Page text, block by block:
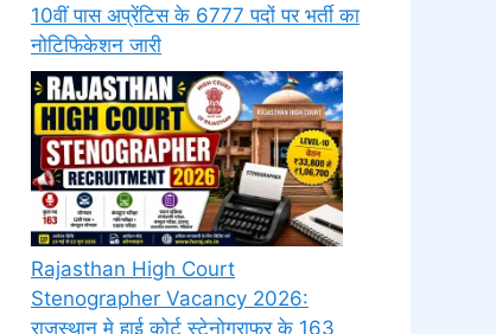
10वीं पास अप्रेंटिस के 6777 पदों पर भर्ती का
नोटिफिकेशन जारी
Rajasthan High Court
Stenographer Vacancy 2026:
राजस्थान मे हाई कोर्ट स्टेनोग्राफर के 163